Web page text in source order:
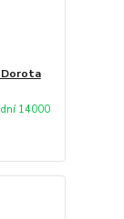
Dorota
14000